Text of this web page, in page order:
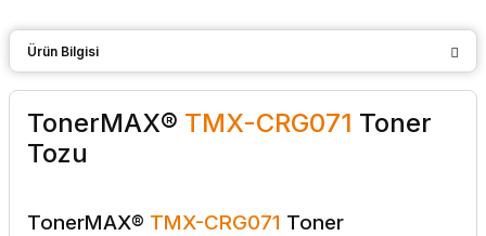
Ürün Bilgisi
TonerMAX® TMX-CRG071 Toner
Tozu
TonerMAX® TMX-CRG071 Toner